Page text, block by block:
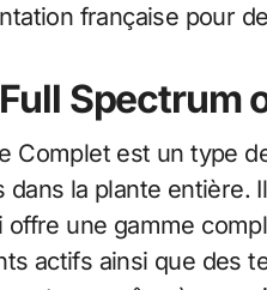
française pour
Spectrum
Complet est un type
la plante entière.
une gamme
actifs ainsi que des